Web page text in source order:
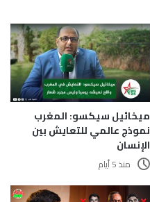
ميخائيل سيكسو: المغرب
نموذج عالمي للتعايش بين
الإنسان
منذ 5 أيام